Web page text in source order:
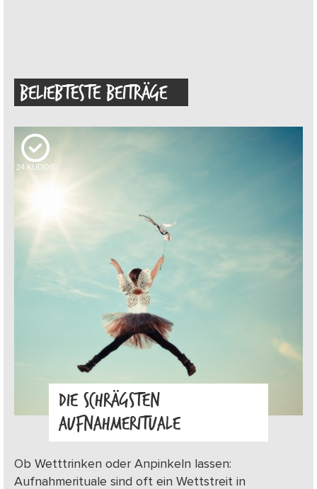
BELIEBTESTE BEITRÄGE
24 KUDOS
DIE SCHRÄGSTEN
AUFNAHMERITUALE
Ob Wetttrinken oder Anpinkeln lassen:
Aufnahmerituale sind oft ein Wettstreit in